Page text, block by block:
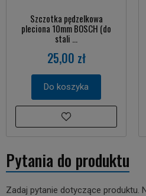
Szczotka pędzelkowa
pleciona 10mm BOSCH (do
stali ...
25,00 zł
Do koszyka
Pytania do produktu
Zadaj pytanie dotyczące produktu.